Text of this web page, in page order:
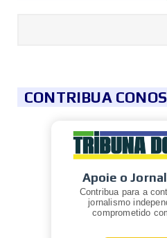
CONTRIBUA
Apoie o
Contribua para a
jornalismo
comprometido